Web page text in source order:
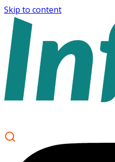
Skip to content